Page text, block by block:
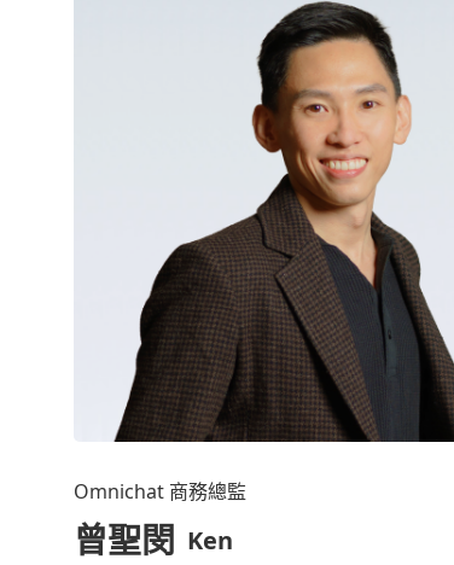
Omnichat 商務總監
曾聖閔 Ken